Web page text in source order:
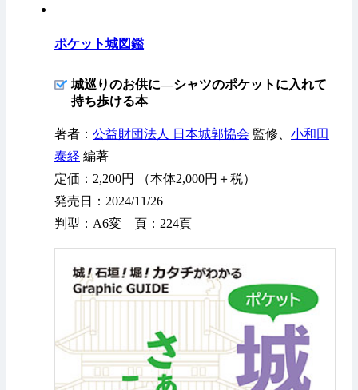
ポケット城図鑑
城巡りのお供に—シャツのポケットに入れて
持ち歩ける本
著者： 公益財団法人 日本城郭協会 監修、 小和田
泰経 編著
定価：2,200円 （本体2,000円＋税）
発売日：2024/11/26
判型：A6変 頁：224頁